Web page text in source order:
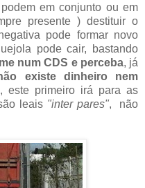
em conjunto ou em
presente ) destituir o
pode formar novo
pode cair, bastando
num CDS e perceba, já
existe dinheiro nem
este primeiro irá para as
leais "inter pares", não